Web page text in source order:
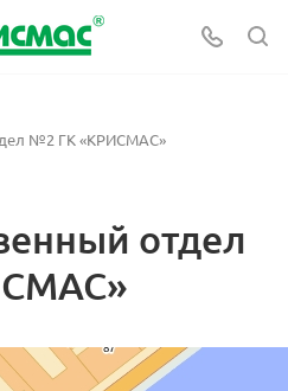
№2 ГК «КРИСМАС»
отдел